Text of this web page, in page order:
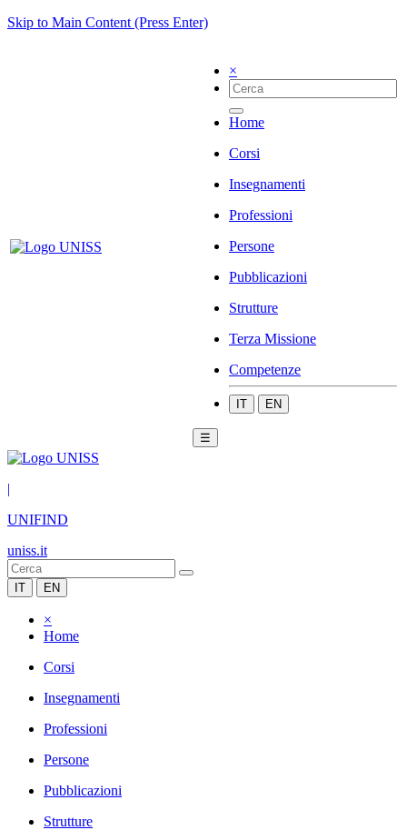
Skip to Main Content (Press Enter)
×
Home
Corsi
Insegnamenti
Professioni
Persone
Pubblicazioni
Strutture
Terza Missione
Competenze
IT EN
☰
|
UNIFIND
uniss.it
IT EN
×
Home
Corsi
Insegnamenti
Professioni
Persone
Pubblicazioni
Strutture